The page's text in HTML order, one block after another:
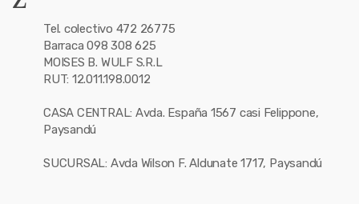
Tel. colectivo 472 26775
Barraca 098 308 625
MOISES B. WULF S.R.L
RUT: 12.011.198.0012
CASA CENTRAL: Avda. España 1567 casi Felippone,
Paysandú
SUCURSAL: Avda Wilson F. Aldunate 1717, Paysandú